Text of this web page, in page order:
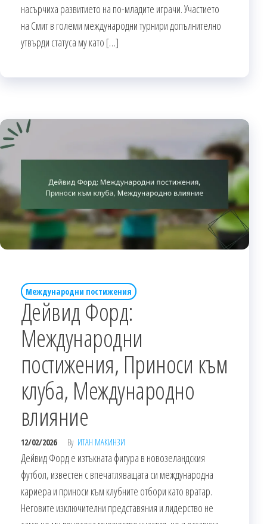
насърчиха развитието на по-младите играчи. Участието
на Смит в големи международни турнири допълнително
утвърди статуса му като […]
Международни постижения
Дейвид Форд:
Международни
постижения, Приноси към
клуба, Международно
влияние
12/02/2026 By ИТАН МАКИНЗИ
Дейвид Форд е изтъкната фигура в новозеландския
футбол, известен с впечатляващата си международна
кариера и приноси към клубните отбори като вратар.
Неговите изключителни представяния и лидерство не